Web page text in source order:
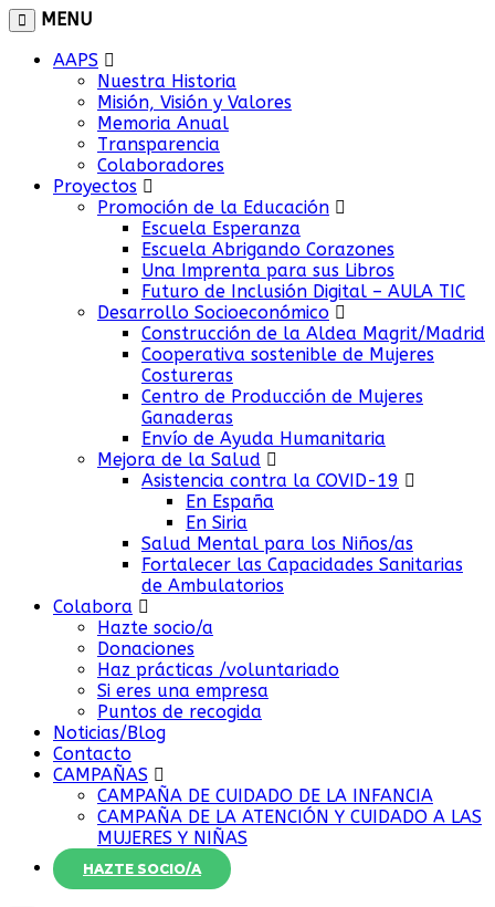
MENU
AAPS
Nuestra Historia
Misión, Visión y Valores
Memoria Anual
Transparencia
Colaboradores
Proyectos
Promoción de la Educación
Escuela Esperanza
Escuela Abrigando Corazones
Una Imprenta para sus Libros
Futuro de Inclusión Digital – AULA TIC
Desarrollo Socioeconómico
Construcción de la Aldea Magrit/Madrid
Cooperativa sostenible de Mujeres
Costureras
Centro de Producción de Mujeres
Ganaderas
Envío de Ayuda Humanitaria
Mejora de la Salud
Asistencia contra la COVID-19
En España
En Siria
Salud Mental para los Niños/as
Fortalecer las Capacidades Sanitarias
de Ambulatorios
Colabora
Hazte socio/a
Donaciones
Haz prácticas /voluntariado
Si eres una empresa
Puntos de recogida
Noticias/Blog
Contacto
CAMPAÑAS
CAMPAÑA DE CUIDADO DE LA INFANCIA
CAMPAÑA DE LA ATENCIÓN Y CUIDADO A LAS
MUJERES Y NIÑAS
HAZTE SOCIO/A